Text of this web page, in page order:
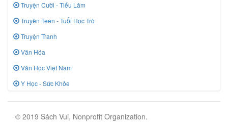
Truyện Cười - Tiếu Lâm
Truyên Teen - Tuổi Học Trò
Truyện Tranh
Văn Hóa
Văn Học Việt Nam
Y Học - Sức Khỏe
© 2019 Sách Vui, Nonprofit Organization.